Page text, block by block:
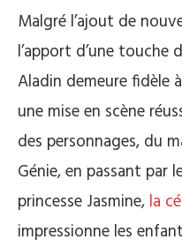
Malgré l’ajout de
l’apport d’une touche
Aladin demeure fidèle
une mise en scène
des personnages, du
Génie, en passant par
princesse Jasmine, la
impressionne les